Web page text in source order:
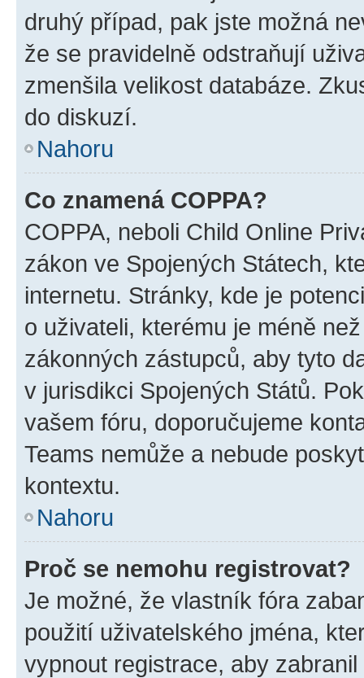
druhý případ, pak jste možná
že se pravidelně odstraňují
zmenšila velikost databáze.
do diskuzí.
Nahoru
Co znamená COPPA?
COPPA, neboli Child Online
zákon ve Spojených Státech,
internetu. Stránky, kde je
o uživateli, kterému je méně
zákonných zástupců, aby tyto
v jurisdikci Spojených Států.
vašem fóru, doporučujeme
Teams nemůže a nebude
kontextu.
Nahoru
Proč se nemohu registrovat?
Je možné, že vlastník fóra
použití uživatelského jména,
vypnout registrace, aby